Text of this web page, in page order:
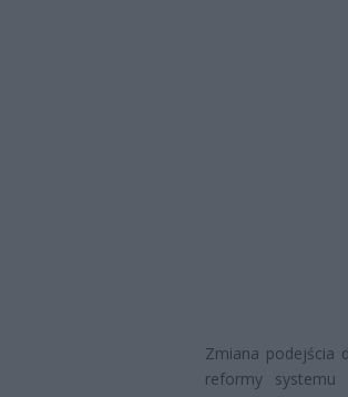
Zmiana podejścia
reformy systemu